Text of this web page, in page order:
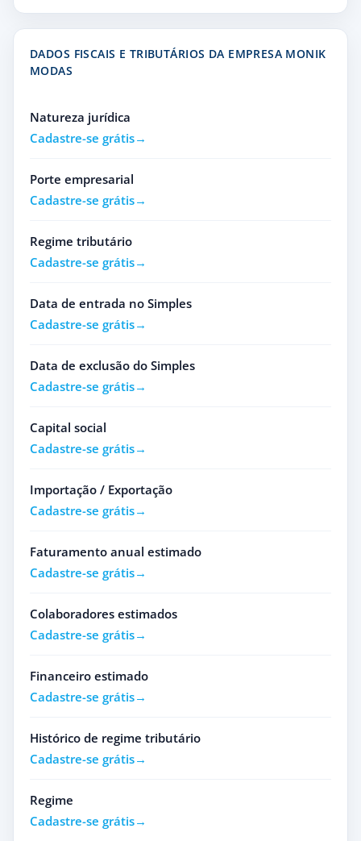
DADOS FISCAIS E TRIBUTÁRIOS DA EMPRESA MONIK
MODAS
Natureza jurídica
Cadastre-se grátis
Porte empresarial
Cadastre-se grátis
Regime tributário
Cadastre-se grátis
Data de entrada no Simples
Cadastre-se grátis
Data de exclusão do Simples
Cadastre-se grátis
Capital social
Cadastre-se grátis
Importação / Exportação
Cadastre-se grátis
Faturamento anual estimado
Cadastre-se grátis
Colaboradores estimados
Cadastre-se grátis
Financeiro estimado
Cadastre-se grátis
Histórico de regime tributário
Cadastre-se grátis
Regime
Cadastre-se grátis